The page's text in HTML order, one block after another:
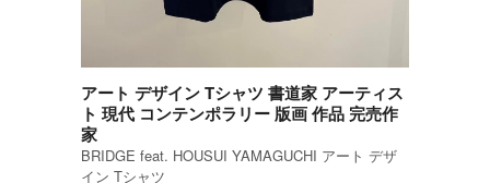
アート デザイン Tシャツ 書道家 アーティス
ト 現代 コンテンポラリー 版画 作品 完売作
家
BRIDGE feat. HOUSUI YAMAGUCHI アート デザ
イン Tシャツ